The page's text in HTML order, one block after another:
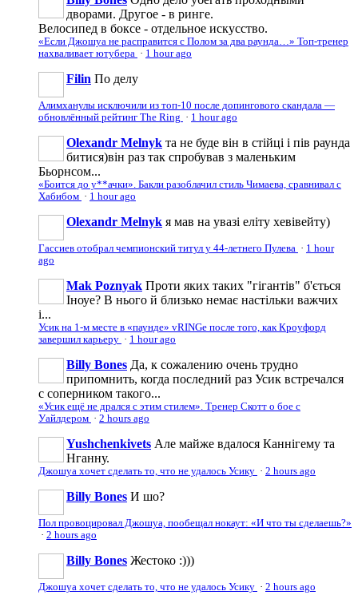
дворами. Другое - в ринге.
Велосипед в боксе - отдельное искусство.
«Если Джошуа не расправится с Полом за два раунда…» Топ-тренер
нахваливает ютубера · 1 hour ago
Filin По делу
Алимханулы исключили из топ-10 после допингового скандала —
обновлённый рейтинг The Ring · 1 hour ago
Olexandr Melnyk та не буде він в стійці і пів раунда
битися)він раз так спробував з маленьким
Бьорнсом...
«Боится до у**ачки». Бакли разоблачил стиль Чимаева, сравнивал с
Хабибом · 1 hour ago
Olexandr Melnyk я мав на увазі еліту хевівейту)
Гассиев отобрал чемпионский титул у 44-летнего Пулева · 1 hour
ago
Mak Poznyak Проти яких таких "гігантів" б'ється
Іноуе? В нього й близько немає настільки важчих
і...
Усик на 1-м месте в «паунде» vRINGe после того, как Кроуфорд
завершил карьеру · 1 hour ago
Billy Bones Да, к сожалению очень трудно
припомнить, когда последний раз Усик встречался
с соперником такого...
«Усик ещё не дрался с этим стилем». Тренер Скотт о бое с
Уайлдером · 2 hours ago
Yushchenkivets Але майже вдалося Каннігему та
Нганну.
Джошуа хочет сделать то, что не удалось Усику · 2 hours ago
Billy Bones И шо?
Пол провоцировал Джошуа, пообещал нокаут: «И что ты сделаешь?»
· 2 hours ago
Billy Bones Жестоко :)))
Джошуа хочет сделать то, что не удалось Усику · 2 hours ago